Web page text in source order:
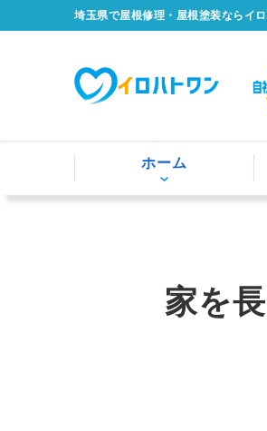
埼玉県で屋根修理・屋根塗装ならイ
ホーム
家を